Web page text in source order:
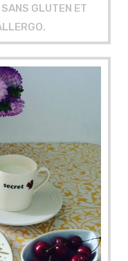
GLUTEN ET